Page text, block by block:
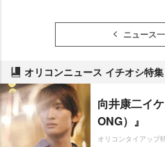
ニュース
オリコンニュース イチオシ特集
向井康二イ
ONG）』
オリコンタイアップ